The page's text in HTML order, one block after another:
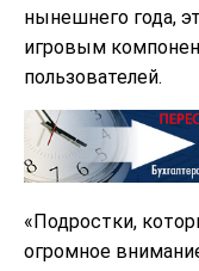
нынешнего года,
игровым
пользователей.
«Подростки,
огромное